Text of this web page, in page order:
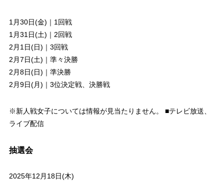
1月30日(金)｜1回戦
1月31日(土)｜2回戦
2月1日(日)｜3回戦
2月7日(土)｜準々決勝
2月8日(日)｜準決勝
2月9日(月)｜3位決定戦、決勝戦
※新人戦女子については情報が見当たりません。 ■テレビ放送、
ライブ配信
抽選会
2025年12月18日(木)